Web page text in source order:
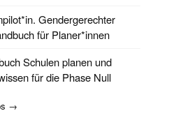
Gendergerechter
für Planer*innen
Schulen planen und
für die Phase Null
→